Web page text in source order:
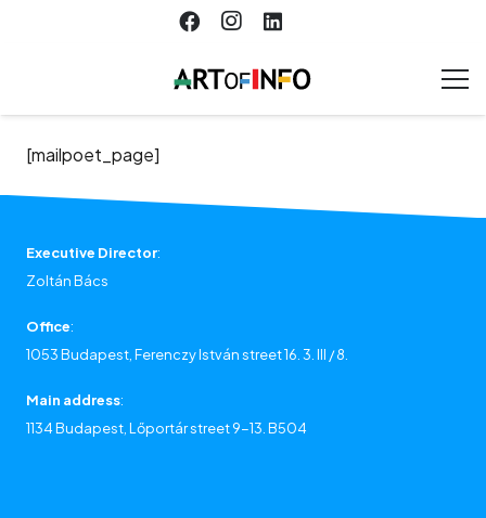
[mailpoet_page]
Executive Director:
Zoltán Bács
Office:
1053 Budapest, Ferenczy István street 16. 3. III / 8.
Main address:
1134 Budapest, Lőportár street 9-13. B504